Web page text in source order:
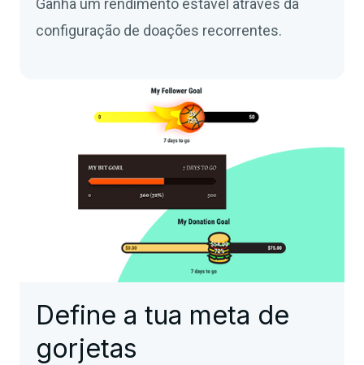
Ganha um rendimento estável através da
configuração de doações recorrentes.
Define a tua meta de
gorjetas